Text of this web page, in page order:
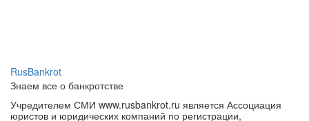
Знаем все о банкротстве
Учредителем СМИ www.rusbankrot.ru является Ассоциация
юристов и юридических компаний по регистрации,
ликвидации, банкротству и судебному представительству.